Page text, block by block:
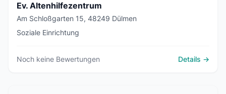
Ev. Altenhilfezentrum
Am Schloßgarten 15, 48249 Dülmen
Soziale Einrichtung
Noch keine Bewertungen Details →